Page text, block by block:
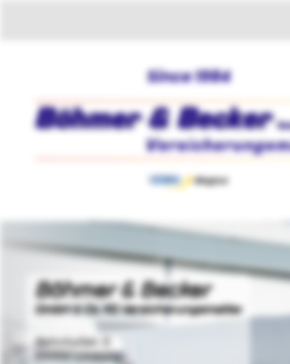
Böhmer & Becker
GmbH & Co. KG Versicherungsmakler
Bahnhofstr. 5
65552 Limburg